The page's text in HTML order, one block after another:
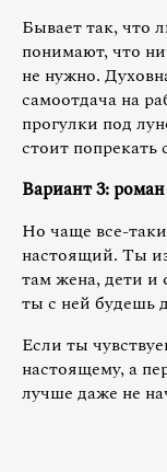
Бывает так, что
понимают, что
не нужно.
самоотдача на
прогулки под
стоит попрекать
Вариант 3:
Но чаще все-
настоящий. Ты
там жена, дети
ты с ней будешь
Если ты
настоящему, а
лучше даже не